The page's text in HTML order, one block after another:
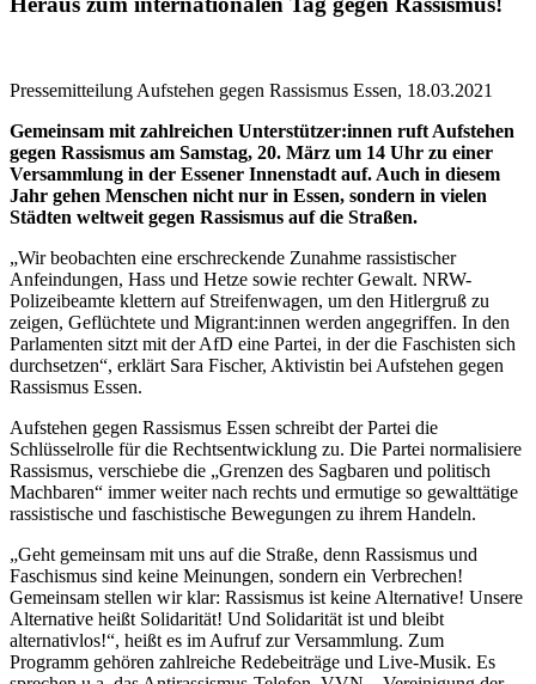
Pressemitteilung Aufstehen gegen Rassismus Essen, 18.03.2021
Gemeinsam mit zahlreichen Unterstützer:innen ruft Aufstehen
gegen Rassismus am Samstag, 20. März um 14 Uhr zu einer
Versammlung in der Essener Innenstadt auf. Auch in diesem
Jahr gehen Menschen nicht nur in Essen, sondern in vielen
Städten weltweit gegen Rassismus auf die Straßen.
„Wir beobachten eine erschreckende Zunahme rassistischer
Anfeindungen, Hass und Hetze sowie rechter Gewalt. NRW-
Polizeibeamte klettern auf Streifenwagen, um den Hitlergruß zu
zeigen, Geflüchtete und Migrant:innen werden angegriffen. In den
Parlamenten sitzt mit der AfD eine Partei, in der die Faschisten sich
durchsetzen“, erklärt Sara Fischer, Aktivistin bei Aufstehen gegen
Rassismus Essen.
Aufstehen gegen Rassismus Essen schreibt der Partei die
Schlüsselrolle für die Rechtsentwicklung zu. Die Partei normalisiere
Rassismus, verschiebe die „Grenzen des Sagbaren und politisch
Machbaren“ immer weiter nach rechts und ermutige so gewalttätige
rassistische und faschistische Bewegungen zu ihrem Handeln.
„Geht gemeinsam mit uns auf die Straße, denn Rassismus und
Faschismus sind keine Meinungen, sondern ein Verbrechen!
Gemeinsam stellen wir klar: Rassismus ist keine Alternative! Unsere
Alternative heißt Solidarität! Und Solidarität ist und bleibt
alternativlos!“, heißt es im Aufruf zur Versammlung. Zum
Programm gehören zahlreiche Redebeiträge und Live-Musik. Es